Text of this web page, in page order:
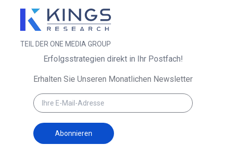
TEIL DER ONE MEDIA GROUP
Erfolgsstrategien direkt in Ihr Postfach!
Erhalten Sie Unseren Monatlichen Newsletter
Abonnieren